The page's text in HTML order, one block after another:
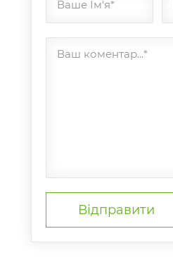
Ваше Ім'я*
Ваш коментар...*